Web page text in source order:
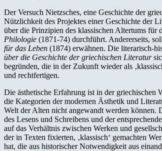
Der Versuch Nietzsches, eine Geschichte der
Nützlichkeit des Projektes einer Geschichte der
über die Prinzipien des klassischen Altertums für
Philologie (1871-74) durchführt. Andererseits,
für das Leben (1874) erwähnen. Die literarisch-
über die Geschichte der griechischen Literatur
begründen, die in der Zukunft wieder als
und rechtfertigen.
Die ästhetische Erfahrung ist in der griechischen
die Kategorien der modernen Ästhetik und
Welt der Alten nicht angewandt werden können.
des Lesens und Schreibens und der
auf das Verhältnis zwischen Werken und
der in Texten fixierten, ‚klassisch‘ gemachten
hat, die aus historischer Notwendigkeit aus